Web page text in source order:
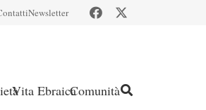
Newsletter
Vita EbraicaComunità